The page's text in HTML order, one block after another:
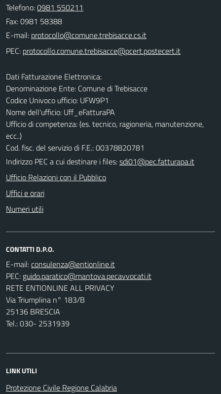
Telefono:0981 550211
Fax: 0981 58388
E-mail:
PEC:
Dati Fatturazione Elettronica:
Denominazione Ente: Comune di Trebisacce
Codice Univoco ufficio: UFW9P1
Nome dell'ufficio: Uff_eFatturaPA
Ufficio di competenza: (es. tecnico, ragioneria, manutenzione,
ecc..)
Cod. fisc. del servizio di F.E.: 00378820781
Indirizzo PEC a cui destinare i files:sdi01@pec.fatturapa.it
Ufficio Relazioni con il Pubblico
Uffici e orari
Numeri utili
CONTATTI D.P.O.
E-mail:
PEC:
RETE ENTIONLINE ALL PRIVACY
Via Triumplina n° 183/B
25136 BRESCIA
Tel.: 030- 2531939
LINK UTILI
Protezione Civile Regione Calabria